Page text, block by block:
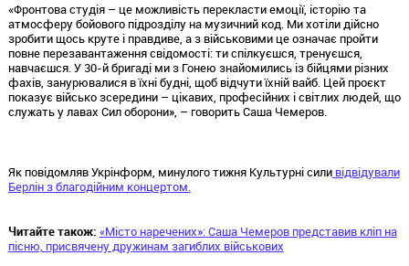
«Фронтова студія – це можливість перекласти емоції, історію та
атмосферу бойового підрозділу на музичний код. Ми хотіли дійсно
зробити щось круте і правдиве, а з військовими це означає пройти
повне перезавантаження свідомості: ти спілкуєшся, тренуєшся,
навчаєшся. У 30-й бригаді ми з Гонею знайомились із бійцями різних
фахів, занурювалися в їхні будні, щоб відчути їхній вайб. Цей проєкт
показує військо зсередини – цікавих, професійних і світлих людей, що
служать у лавах Сил оборони», – говорить Саша Чемеров.
Як повідомляв Укрінформ, минулого тижня Культурні силивідвідували
Берлін з благодійним концертом.
Читайте також: «Місто наречених»: Саша Чемеров представив кліп на
пісню, присвячену дружинам загиблих військових